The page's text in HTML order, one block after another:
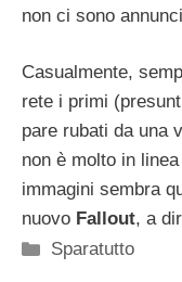
non ci sono
Casualmente,
rete i primi
pare rubati da una
non è molto in
immagini sembra
nuovo Fallout, a
Categorie
Sparatutto